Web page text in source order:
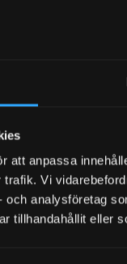
att anpassa
Vi
och analysföretag
tillhandahållit eller
rätt
industri utifrån
särskilda
Renolin CLP
• Låg
Specifications
i David Brown